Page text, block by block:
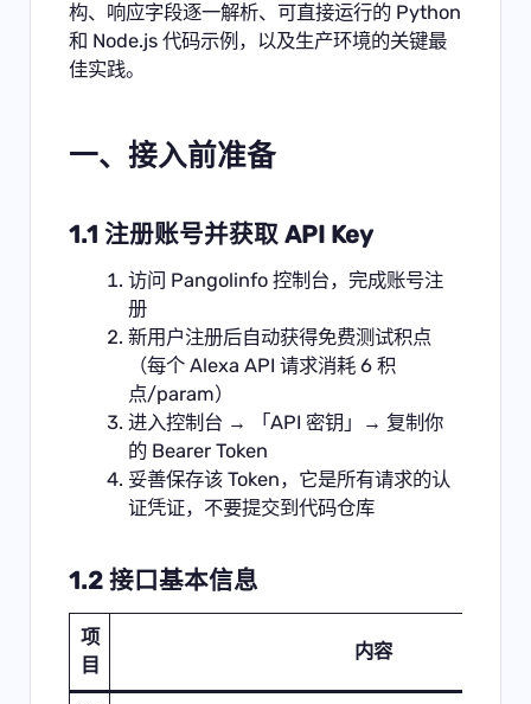
构、响应字段逐一解析、可直接运行的 Python
和 Node.js 代码示例，以及生产环境的关键最
佳实践。
一、接入前准备
1.1 注册账号并获取 API Key
访问 Pangolinfo 控制台 ，完成账号注
册
新用户注册后自动获得免费测试积点
（每个 Alexa API 请求消耗 6 积
点/param）
进入控制台 → 「API 密钥」→ 复制你
的 Bearer Token
妥善保存该 Token，它是所有请求的认
证凭证，不要提交到代码仓库
1.2 接口基本信息
项
目
内容